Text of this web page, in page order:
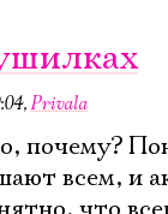
,Privala
почему?
всем, и